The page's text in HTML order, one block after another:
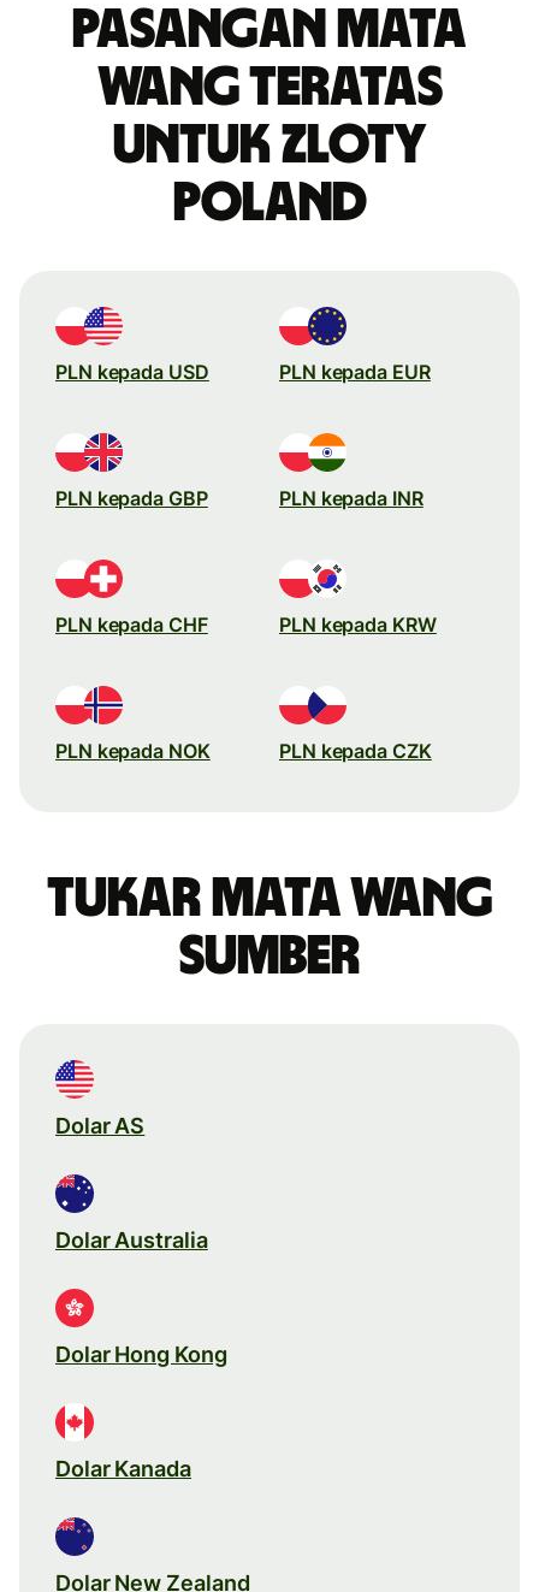
Pasangan mata
wang teratas
untuk zloty
Poland
PLN kepada USD PLN kepada EUR
PLN kepada GBP PLN kepada INR
PLN kepada CHF PLN kepada KRW
PLN kepada NOK PLN kepada CZK
Tukar mata wang
sumber
Dolar AS
Dolar Australia
Dolar Hong Kong
Dolar Kanada
Dolar New Zealand